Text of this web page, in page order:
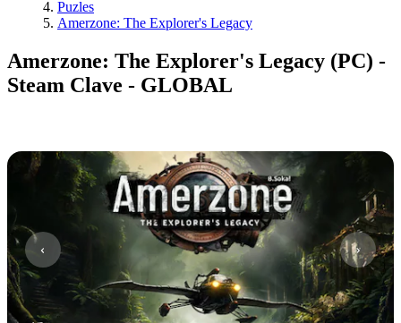
Puzles
Amerzone: The Explorer's Legacy
Amerzone: The Explorer's Legacy (PC) -
Steam Clave - GLOBAL